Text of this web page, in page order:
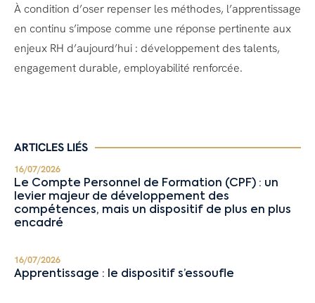
À condition d’oser repenser les méthodes, l’apprentissage
en continu s’impose comme une réponse pertinente aux
enjeux RH d’aujourd’hui : développement des talents,
engagement durable, employabilité renforcée.
ARTICLES LIÉS
16/07/2026
Le Compte Personnel de Formation (CPF) : un
levier majeur de développement des
compétences, mais un dispositif de plus en plus
encadré
16/07/2026
Apprentissage : le dispositif s’essoufle